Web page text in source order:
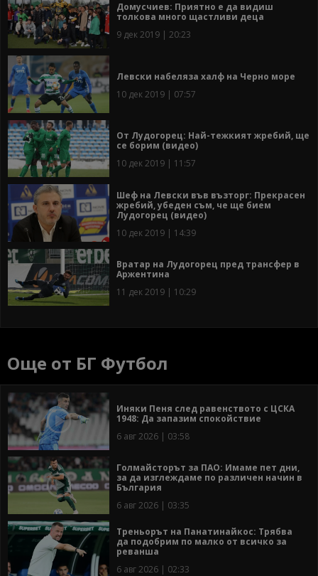
Домусчиев: Приятно е да видиш
толкова много щастливи деца
9 дек 2019 | 20:23
Левски набеляза халф на Черно море
10 дек 2019 | 07:57
От Лудогорец: Най-тежкият жребий, ще
се борим (видео)
10 дек 2019 | 11:57
Шеф на Левски във възторг: Прекрасен
жребий, убеден съм, че ще бием
Лудогорец (видео)
10 дек 2019 | 14:39
Вратар на Лудогорец пред трансфер в
Аржентина
11 дек 2019 | 10:29
Още от БГ Футбол
Иняки Пеня след равенството с ЦСКА
1948: Да запазим спокойствие
6 авг 2026 | 03:58
Голмайсторът за ПАО: Имаме пет дни,
за да изглеждаме по различен начин в
България
6 авг 2026 | 03:35
Треньорът на Панатинайкос: Трябва
да подобрим по малко от всичко за
реванша
6 авг 2026 | 02:33